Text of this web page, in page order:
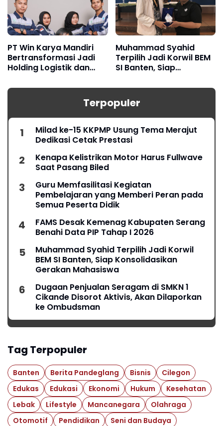
PT Win Karya Mandiri
Bertransformasi Jadi
Holding Logistik dan
Muhammad Syahid
Terpilih Jadi Korwil BEM
SI Banten, Siap
Mahasiswa
Terpopuler
Milad ke-15 KKPMP Usung Tema Merajut
Dedikasi Cetak Prestasi
Kenapa Kelistrikan Motor Harus Fullwave
Saat Pasang Biled
Guru Memfasilitasi Kegiatan
Pembelajaran yang Memberi Peran pada
Semua Peserta Didik
FAMS Desak Kemenag Kabupaten Serang
Benahi Data PIP Tahap I 2026
Muhammad Syahid Terpilih Jadi Korwil
BEM SI Banten, Siap Konsolidasikan
Gerakan Mahasiswa
Dugaan Penjualan Seragam di SMKN 1
Cikande Disorot Aktivis, Akan Dilaporkan
ke Ombudsman
Tag Terpopuler
Banten Berita Pandeglang Bisnis
Cilegon
Edukas
Edukasi Ekonomi Hukum
Kesehatan
Lebak
Lifestyle Mancanegara
Olahraga
Otomotif
Pendidikan
Seni dan Budaya